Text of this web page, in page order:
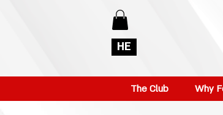
HE
The Club Why